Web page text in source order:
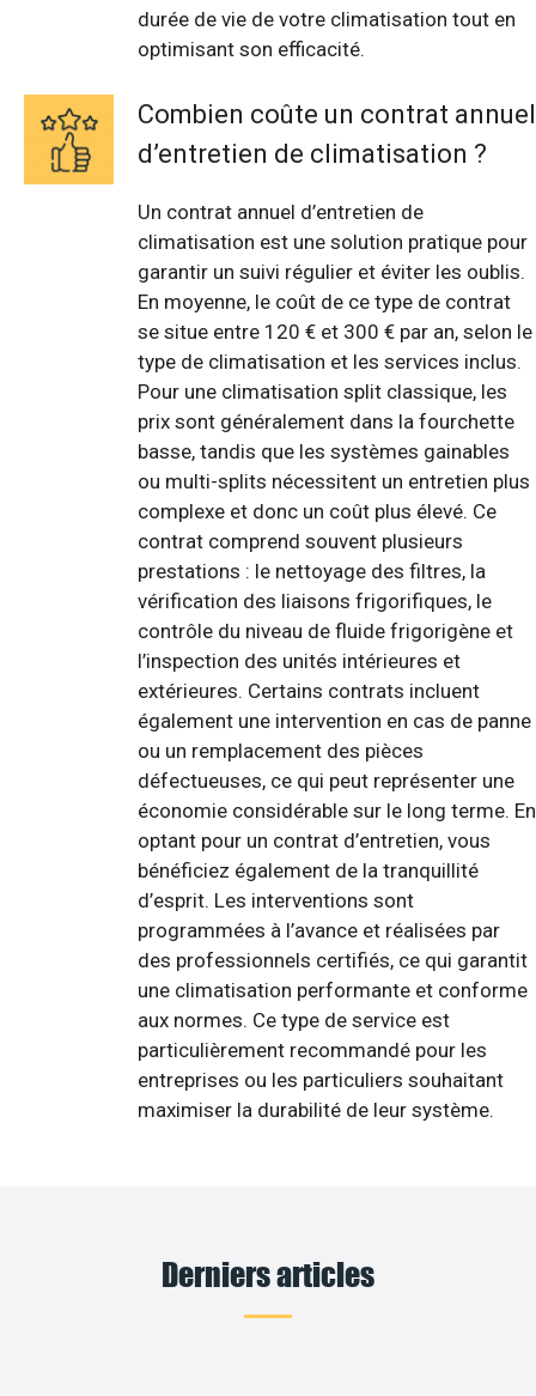
durée de vie de votre climatisation tout en
optimisant son efficacité.
Combien coûte un contrat annuel
d’entretien de climatisation ?
Un contrat annuel d’entretien de
climatisation est une solution pratique pour
garantir un suivi régulier et éviter les oublis.
En moyenne, le coût de ce type de contrat
se situe entre 120 € et 300 € par an, selon le
type de climatisation et les services inclus.
Pour une climatisation split classique, les
prix sont généralement dans la fourchette
basse, tandis que les systèmes gainables
ou multi-splits nécessitent un entretien plus
complexe et donc un coût plus élevé. Ce
contrat comprend souvent plusieurs
prestations : le nettoyage des filtres, la
vérification des liaisons frigorifiques, le
contrôle du niveau de fluide frigorigène et
l’inspection des unités intérieures et
extérieures. Certains contrats incluent
également une intervention en cas de panne
ou un remplacement des pièces
défectueuses, ce qui peut représenter une
économie considérable sur le long terme. En
optant pour un contrat d’entretien, vous
bénéficiez également de la tranquillité
d’esprit. Les interventions sont
programmées à l’avance et réalisées par
des professionnels certifiés, ce qui garantit
une climatisation performante et conforme
aux normes. Ce type de service est
particulièrement recommandé pour les
entreprises ou les particuliers souhaitant
maximiser la durabilité de leur système.
Derniers articles